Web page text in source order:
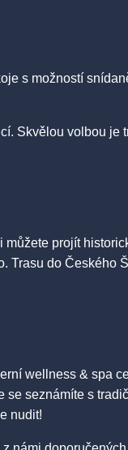
s možností
Skvělou volbou
projít
Trasu do Českého
wellness & spa
seznámíte s
nudit!